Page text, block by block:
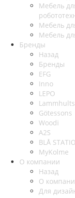
Мебель
Мебель
Мебель
Бренды
Назад
Бренды
EFG
Inno
LEPO
Lammhults
Götessons
Woodi
A2S
BLÅ
MyKolme
О компании
Назад
О
Для